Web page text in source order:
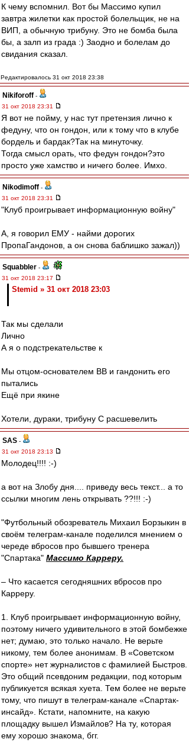
К чему вспомнил. Вот бы Массимо купил
завтра жилетки как простой болельщик, не на
ВИП, а обычную трибуну. Это не бомба была
бы, а залп из града :) Заодно и болелам до
свидания сказал.
Редактировалось 31 окт 2018 23:38
Nikiforoff -
31 окт 2018 23:31
Я вот не пойму, у нас тут претензия лично к
федуну, что он гондон, или к тому что в клубе
бордель и бардак?Так на минуточку.
Тогда смысл орать, что федун гондон?это
просто уже хамство и ничего более. Имхо.
Nikodimoff -
31 окт 2018 23:31
"Клуб проигрывает информационную войну"
А, я говорил ЕМУ - найми дорогих
ПропаГандонов, а он снова баблишко зажал))
Squabbler -
31 окт 2018 23:17
Stemid » 31 окт 2018 23:03
Так мы сделали
Лично
А я о подстрекательстве к
Мы отцом-основателем ВВ и гандонить его
пытались
Ещё при якине
Хотели, дураки, трибуну С расшевелить
SAS -
31 окт 2018 23:13
Молодец!!!! :-)
а вот на Злобу дня.... приведу весь текст... а то
ссылки многим лень открывать ??!!! :-)
"Футбольный обозреватель Михаил Борзыкин в
своём телеграм-канале поделился мнением о
череде вбросов про бывшего тренера
"Спартака" Массимо Карреру.
– Что касается сегодняшних вбросов про
Карреру.
1. Клуб проигрывает информационную войну,
поэтому ничего удивительного в этой бомбежке
нет; думаю, это только начало. Не верьте
никому, тем более анонимам. В «Советском
спорте» нет журналистов с фамилией Быстров.
Это общий псевдоним редакции, под которым
публикуется всякая хуета. Тем более не верьте
тому, что пишут в телеграм-канале «Спартак-
инсайд». Кстати, напомните, на какую
площадку вышел Измайлов? На ту, которая
ему хорошо знакома, бгг.